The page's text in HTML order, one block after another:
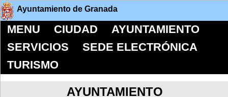
Ayuntamiento de Granada
MENU CIUDAD
AYUNTAMIENTO
SERVICIOS
SEDE ELECTRÓNICA
TURISMO
AYUNTAMIENTO